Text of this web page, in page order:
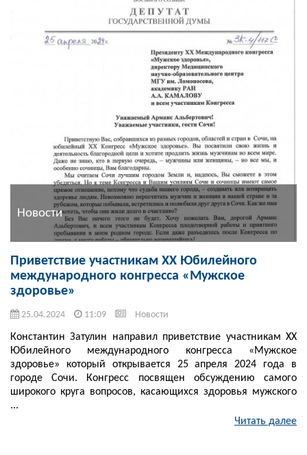
Новости
Приветствие участникам XX Юбилейного
международного конгресса «Мужское
здоровье»
25.04.2024 11:09 Новости
Константин Затулин направил приветствие участникам XX
Юбилейного международного конгресса «Мужское
здоровье» который открывается 25 апреля 2024 года в
городе Сочи. Конгресс посвящен обсуждению самого
широкого круга вопросов, касающихся здоровья мужского
...
Читать далее